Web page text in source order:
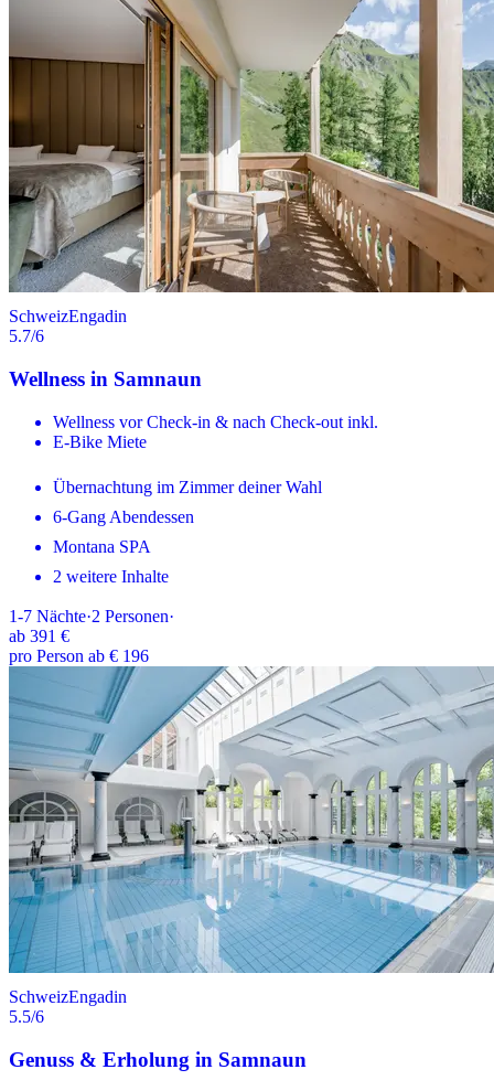
SchweizEngadin
5.7/6
Wellness in Samnaun
Wellness vor Check-in & nach Check-out inkl.
E-Bike Miete
Übernachtung im Zimmer deiner Wahl
6-Gang Abendessen
Montana SPA
2 weitere Inhalte
1-7 Nächte·2 Personen·
ab 391 €
pro Person ab € 196
SchweizEngadin
5.5/6
Genuss & Erholung in Samnaun